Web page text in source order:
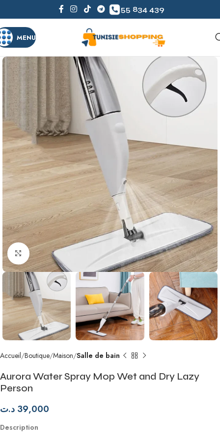
55 834 439
MENU
Agrandir
Accueil Boutique Maison Salle de bain
Aurora Water Spray Mop Wet and Dry Lazy
Person
39,000 د.ت
Description